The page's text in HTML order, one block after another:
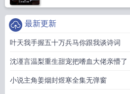
最新更新
叶天我手握五十万兵马你跟我谈诗词
沈谨言温梨重生甜宠把嗜血大佬亲懵了
小说主角姜烟封煜寒全集无弹窗